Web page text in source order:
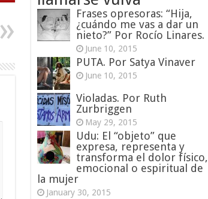
Frases opresoras: “Hija,
¿cuándo me vas a dar un
nieto?” Por Rocío Linares.
June 10, 2015
PUTA. Por Satya Vinaver
June 10, 2015
Violadas. Por Ruth
Zurbriggen
May 29, 2015
Udu: El “objeto” que
expresa, representa y
transforma el dolor físico,
emocional o espiritual de
la mujer
January 30, 2015